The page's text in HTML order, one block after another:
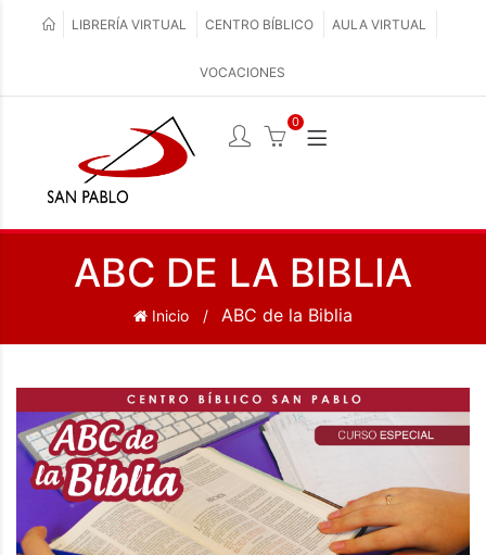
LIBRERÍA VIRTUAL CENTRO BÍBLICO AULA VIRTUAL
VOCACIONES
0
ABC DE LA BIBLIA
Inicio ABC de la Biblia